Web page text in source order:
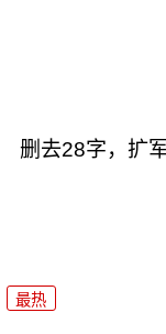
删去28字，扩
最热